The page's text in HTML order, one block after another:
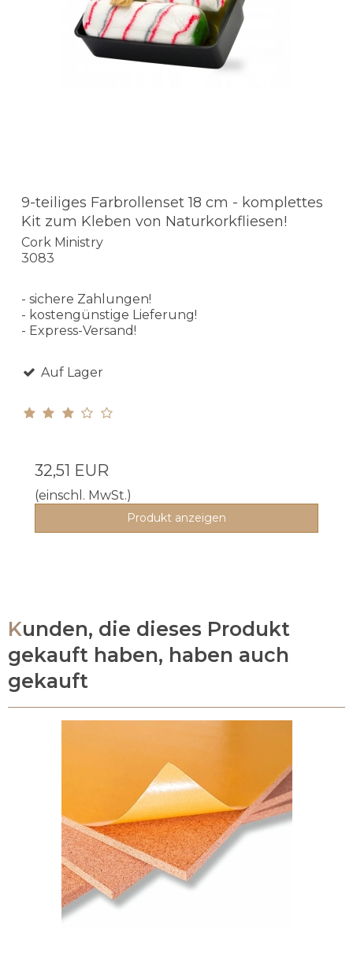
9-teiliges Farbrollenset 18 cm - komplettes
Kit zum Kleben von Naturkorkfliesen!
Cork Ministry
3083
- sichere Zahlungen!
- kostengünstige Lieferung!
- Express-Versand!
Auf Lager
32,51 EUR
(einschl. MwSt.)
Produkt anzeigen
Kunden, die dieses Produkt
gekauft haben, haben auch
gekauft